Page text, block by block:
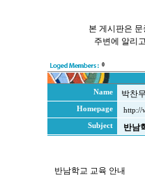
본 게시판은
주변에 알리
0
Name 박찬무
Homepage
http://
Subject
반남
반남학교 교육 안내